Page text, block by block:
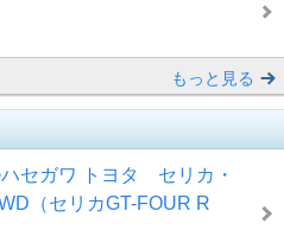
もっと見る
ハセガワ トヨタ セリカ・
（セリカGT-FOUR R